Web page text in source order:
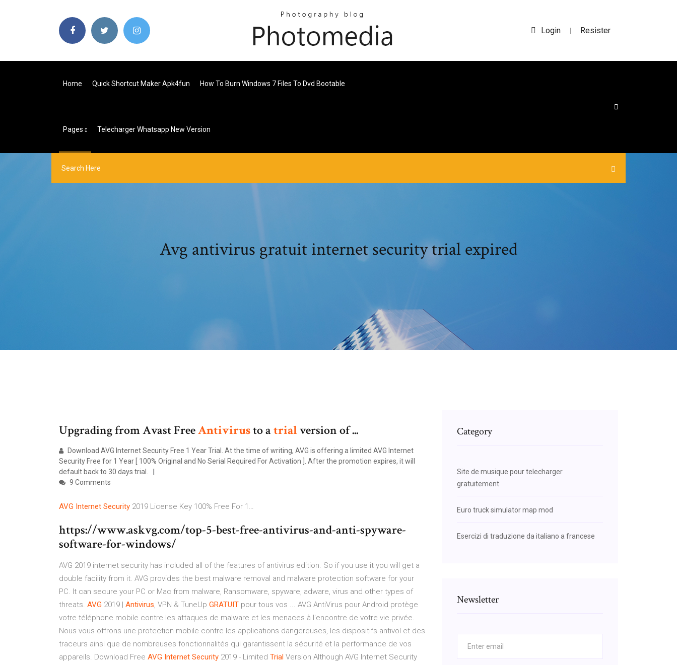
Login | Resister
Home Quick Shortcut Maker Apk4fun How To Burn Windows 7 Files To Dvd Bootable
Pages Telecharger Whatsapp New Version
Avg antivirus gratuit internet security trial expired
Upgrading from Avast FreeAntivirusto atrialversion of ...
Download AVG Internet Security Free 1 Year Trial. At the time of writing, AVG is offering a limited AVG Internet
Security Free for 1 Year [ 100% Original and No Serial Required For Activation ]. After the promotion expires, it will
default back to 30 days trial.
9 Comments
AVG Internet Security 2019 License Key 100% Free For 1…
https://www.askvg.com/top-5-best-free-antivirus-and-anti-spyware-
software-for-windows/
AVG 2019 internet security has included all of the features of antivirus edition. So if you use it you will get a
double facility from it. AVG provides the best malware removal and malware protection software for your
PC. It can secure your PC or Mac from malware, Ransomware, spyware, adware, virus and other types of
threats. AVG 2019 | Antivirus, VPN & TuneUp GRATUIT pour tous vos ... AVG AntiVirus pour Android protège
votre téléphone mobile contre les attaques de malware et les menaces à l'encontre de votre vie privée.
Nous vous offrons une protection mobile contre les applications dangereuses, les dispositifs antivol et des
traceurs ainsi que de nombreuses fonctionnalités qui garantissent la sécurité et la performance de vos
appareils. Download Free AVG Internet Security 2019 - Limited Trial Version Although AVG Internet Security
Category
Site de musique pour telecharger
gratuitement
Euro truck simulator map mod
Esercizi di traduzione da italiano a francese
Newsletter